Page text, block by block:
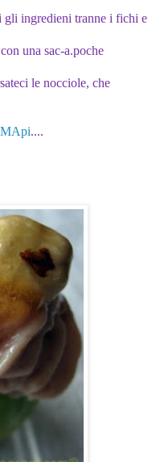
gli ingredieni tranne i fichi e
una sac-a.poche
le nocciole, che
MApi....